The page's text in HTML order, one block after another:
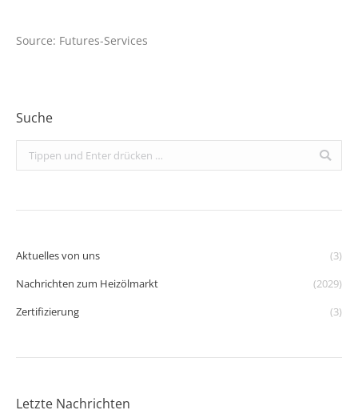
Source: Futures-Services
Suche
Search:
Aktuelles von uns
(3)
Nachrichten zum Heizölmarkt
(2029)
Zertifizierung
(3)
Letzte Nachrichten